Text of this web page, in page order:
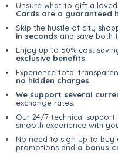
Unsure what to gift a
Cards are a guaranteed
Skip the hustle of city
in seconds and save both
Enjoy up to 50% cost
exclusive benefits
Experience total
no hidden charges
We support several
exchange rates.
Our 24/7 technical support
smooth experience with
No need to sign up to buy
promotions and a bonus